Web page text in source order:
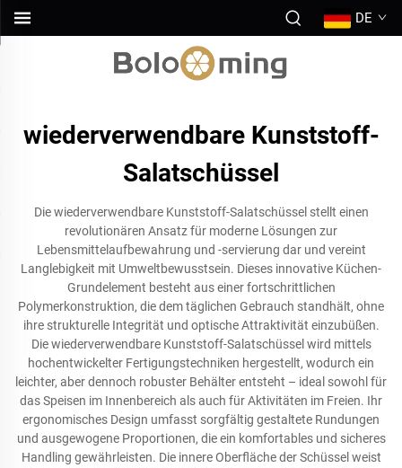
DE
wiederverwendbare Kunststoff-
Salatschüssel
Die wiederverwendbare Kunststoff-Salatschüssel stellt einen
revolutionären Ansatz für moderne Lösungen zur
Lebensmittelaufbewahrung und -servierung dar und vereint
Langlebigkeit mit Umweltbewusstsein. Dieses innovative Küchen-
Grundelement besteht aus einer fortschrittlichen
Polymerkonstruktion, die dem täglichen Gebrauch standhält, ohne
ihre strukturelle Integrität und optische Attraktivität einzubüßen.
Die wiederverwendbare Kunststoff-Salatschüssel wird mittels
hochentwickelter Fertigungstechniken hergestellt, wodurch ein
leichter, aber dennoch robuster Behälter entsteht – ideal sowohl für
das Speisen im Innenbereich als auch für Aktivitäten im Freien. Ihr
ergonomisches Design umfasst sorgfältig gestaltete Rundungen
und ausgewogene Proportionen, die ein komfortables und sicheres
Handling gewährleisten. Die innere Oberfläche der Schüssel weist